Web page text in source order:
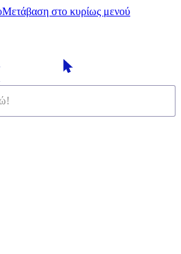
Μετάβαση στο κυρίως μενού